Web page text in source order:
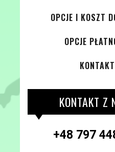
OPCJE I KOSZT
OPCJE
KONTAKT
KONTAKT Z
+48 797